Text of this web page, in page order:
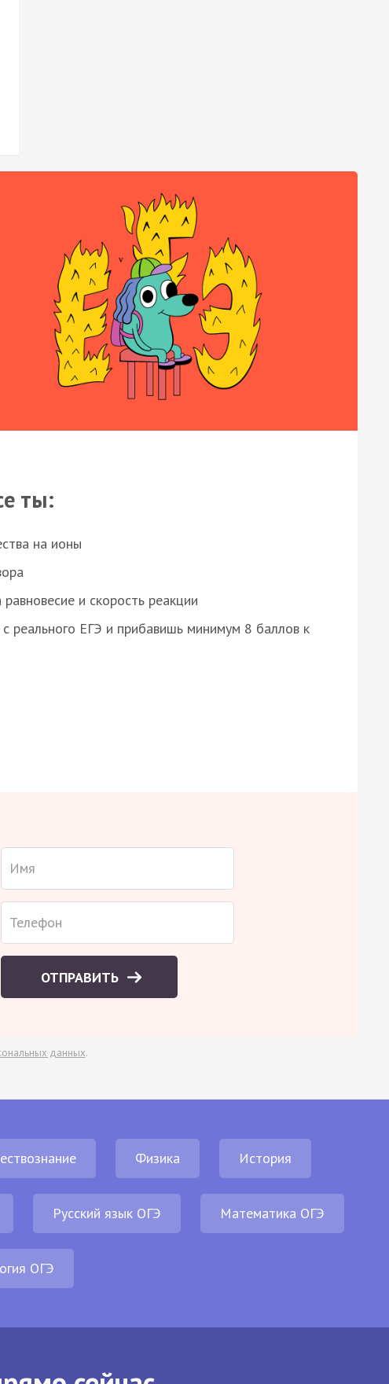
ты:
на ионы
и скорость реакции
реального ЕГЭ и прибавишь минимум 8 баллов к
ОТПРАВИТЬ
данных.
Физика История
Русский язык ОГЭ Математика ОГЭ
ОГЭ